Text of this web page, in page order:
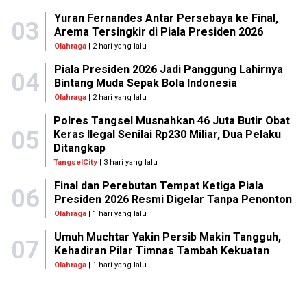
03
Yuran Fernandes Antar Persebaya ke Final,
Arema Tersingkir di Piala Presiden 2026
Olahraga| 2 hari yang lalu
04
Piala Presiden 2026 Jadi Panggung Lahirnya
Bintang Muda Sepak Bola Indonesia
Olahraga| 2 hari yang lalu
05
Polres Tangsel Musnahkan 46 Juta Butir Obat
Keras Ilegal Senilai Rp230 Miliar, Dua Pelaku
Ditangkap
TangselCity | 3 hari yang lalu
06
Final dan Perebutan Tempat Ketiga Piala
Presiden 2026 Resmi Digelar Tanpa Penonton
Olahraga| 1 hari yang lalu
07
Umuh Muchtar Yakin Persib Makin Tangguh,
Kehadiran Pilar Timnas Tambah Kekuatan
Olahraga| 1 hari yang lalu